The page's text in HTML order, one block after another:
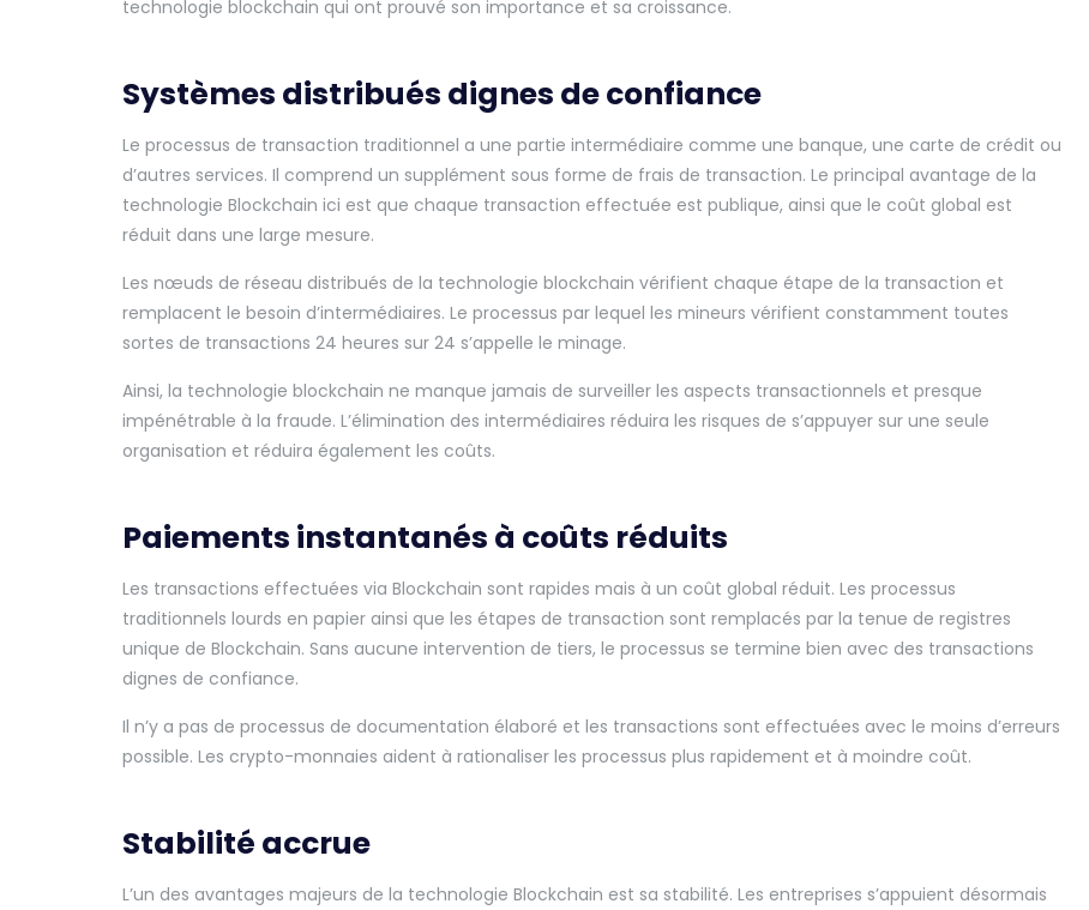
technologie blockchain qui ont prouvé son importance et sa croissance.
Systèmes distribués dignes de confiance
Le processus de transaction traditionnel a une partie intermédiaire comme une banque, une carte de crédit ou
d’autres services. Il comprend un supplément sous forme de frais de transaction. Le principal avantage de la
technologie Blockchain ici est que chaque transaction effectuée est publique, ainsi que le coût global est
réduit dans une large mesure.
Les nœuds de réseau distribués de la technologie blockchain vérifient chaque étape de la transaction et
remplacent le besoin d’intermédiaires. Le processus par lequel les mineurs vérifient constamment toutes
sortes de transactions 24 heures sur 24 s’appelle le minage.
Ainsi, la technologie blockchain ne manque jamais de surveiller les aspects transactionnels et presque
impénétrable à la fraude. L’élimination des intermédiaires réduira les risques de s’appuyer sur une seule
organisation et réduira également les coûts.
Paiements instantanés à coûts réduits
Les transactions effectuées via Blockchain sont rapides mais à un coût global réduit. Les processus
traditionnels lourds en papier ainsi que les étapes de transaction sont remplacés par la tenue de registres
unique de Blockchain. Sans aucune intervention de tiers, le processus se termine bien avec des transactions
dignes de confiance.
Il n’y a pas de processus de documentation élaboré et les transactions sont effectuées avec le moins d’erreurs
possible. Les crypto-monnaies aident à rationaliser les processus plus rapidement et à moindre coût.
Stabilité accrue
L’un des avantages majeurs de la technologie Blockchain est sa stabilité. Les entreprises s’appuient désormais